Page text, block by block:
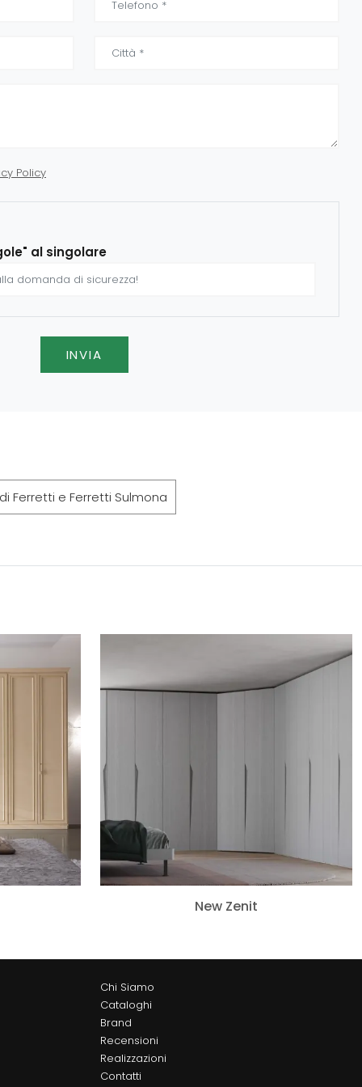
Policy
al singolare
INVIA
Ferretti e Ferretti Sulmona
New Zenit
Chi Siamo
Cataloghi
Brand
Recensioni
Realizzazioni
Contatti